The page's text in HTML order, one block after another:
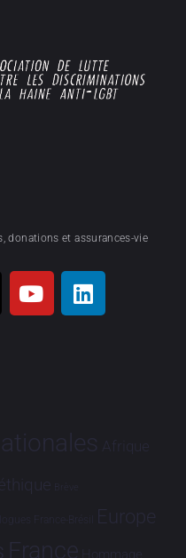
donations et assurances-vie
Afrique
Brève
France-Brésil Europe
France Hommage